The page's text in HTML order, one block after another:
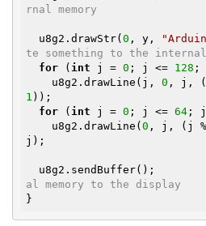
rnal memory
  u8g2.drawStr(
0 , y,
te something to the internal
for ( int j = 0 ; j <= 128 ;
    u8g2.drawLine(j,
0 , j,
1 ));
for ( int j = 0 ; j <= 64 ; j
    u8g2.drawLine(
0 , j, (j
j);
al memory to the display
}